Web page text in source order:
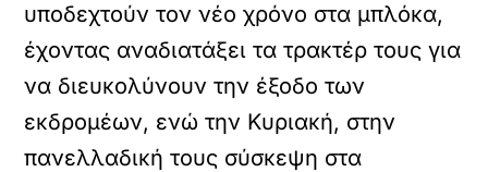
υποδεχτούν τον νέο χρόνο στα μπλόκα,
έχοντας αναδιατάξει τα τρακτέρ τους για
να διευκολύνουν την έξοδο των
εκδρομέων, ενώ την Κυριακή, στην
πανελλαδική τους σύσκεψη στα